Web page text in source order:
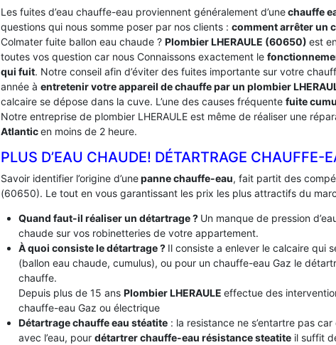
Les fuites d’eau chauffe-eau proviennent généralement d’unechauffe
questions qui nous somme poser par nos clients : comment arrêter un
Colmater fuite ballon eau chaude ? Plombier LHERAULE (60650) est
toutes vos question car nous Connaissons exactement le
qui fuit. Notre conseil afin d’éviter des fuites importante sur votre
année à entretenir votre appareil de chauffe par un plombier
calcaire se dépose dans la cuve. L’une des causes fréquente fuite
Notre entreprise de plombier LHERAULE est même de réaliser une
Atlanticen moins de 2 heure.
PLUS D’EAU CHAUDE! DÉTARTRAGE CHAUFFE-
Savoir identifier l’origine d’unepanne chauffe-eau, fait partit des
(60650). Le tout en vous garantissant les prix les plus attractifs du
Quand faut-il réaliser un détartrage ? Un manque de pression
chaude sur vos robinetteries de votre appartement.
À quoi consiste le détartrage ? Il consiste a enlever le calcaire qui
(ballon eau chaude, cumulus), ou pour un chauffe-eau Gaz le
chauffe.
Depuis plus de 15 ans Plombier LHERAULE effectue des
chauffe-eau Gaz ou électrique
Détartrage chauffe eau stéatite: la resistance ne s’entartre pas
avec l’eau, pour détartrer chauffe-eau résistance steatiteil suffit